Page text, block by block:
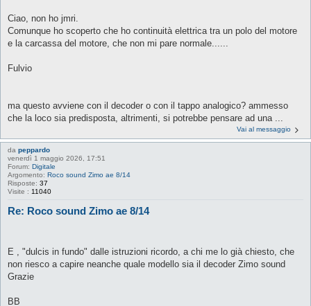
Ciao, non ho jmri.
Comunque ho scoperto che ho continuità elettrica tra un polo del motore
e la carcassa del motore, che non mi pare normale......
Fulvio
ma questo avviene con il decoder o con il tappo analogico? ammesso
che la loco sia predisposta, altrimenti, si potrebbe pensare ad una ...
Vai al messaggio
da peppardo
venerdì 1 maggio 2026, 17:51
Forum: Digitale
Argomento: Roco sound Zimo ae 8/14
Risposte: 37
Visite : 11040
Re: Roco sound Zimo ae 8/14
E , "dulcis in fundo" dalle istruzioni ricordo, a chi me lo già chiesto, che
non riesco a capire neanche quale modello sia il decoder Zimo sound
Grazie
BB